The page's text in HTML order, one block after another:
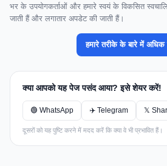
भर के उपयोगकर्ताओं और हमारे स्वयं के विकसित
जाती हैं और लगातार अपडेट की जाती हैं।
हमारे तरीके के बारे में अधिक
क्या आपको यह पेज पसंद आया? इसे शेयर करें!
🟢 WhatsApp ✈️ Telegram 𝕏
दूसरों को यह पुष्टि करने में मदद करें कि क्या वे भी प्रभावित हैं।